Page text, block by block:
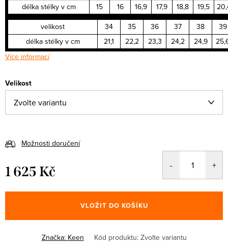
délka stélky v cm
15 16 16,9 17,9 18,8 19,5
velikost
34 35 36 37 38
39
délka stélky v cm
21,1 22,2 23,3 24,2 24,9
Více informací
Velikost
Možnosti doručení
1 625 Kč
cena:
VLOŽIT DO KOŠÍKU
Značka: Keen Kód produktu: Zvolte variantu